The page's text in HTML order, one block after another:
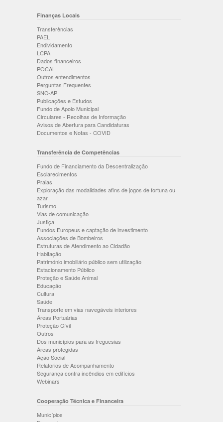
Finanças Locais
Transferências
PAEL
Endividamento
LCPA
Dados financeiros
POCAL
Outros entendimentos
Perguntas Frequentes
SNC-AP
Publicações e Estudos
Fundo de Apoio Municipal
Circulares - Recolhas de Informação
Avisos de Abertura para Candidaturas
Documentos e Notas - COVID
Transferência de Competências
Fundo de Financiamento da Descentralização
Esclarecimentos
Praias
Exploração das modalidades afins de jogos de fortuna ou
azar
Turismo
Vias de comunicação
Justiça
Fundos Europeus e captação de investimento
Associações de Bombeiros
Estruturas de Atendimento ao Cidadão
Habitação
Património imobiliário público sem utilização
Estacionamento Público
Proteção e Saúde Animal
Educação
Cultura
Saúde
Transporte em vias navegáveis interiores
Áreas Portuárias
Proteção Cívil
Outros
Dos municípios para as freguesias
Áreas protegidas
Ação Social
Relatorios de Acompanhamento
Segurança contra incêndios em edifícios
Webinars
Cooperação Técnica e Financeira
Municípios